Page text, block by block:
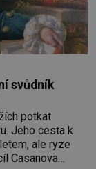
svůdník
potkat
Jeho cesta k
ale ryze
Casanova